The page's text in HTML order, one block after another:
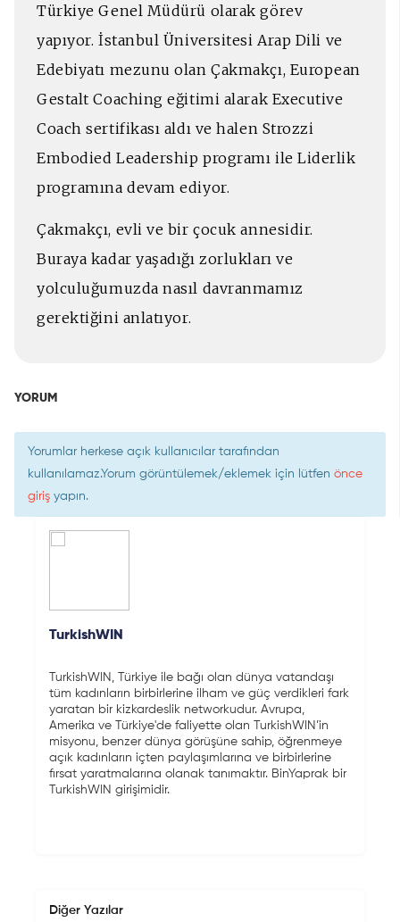
Türkiye Genel Müdürü olarak görev
yapıyor. İstanbul Üniversitesi Arap Dili ve
Edebiyatı mezunu olan Çakmakçı, European
Gestalt Coaching eğitimi alarak Executive
Coach sertifikası aldı ve halen Strozzi
Embodied Leadership programı ile Liderlik
programına devam ediyor.
Çakmakçı, evli ve bir çocuk annesidir.
Buraya kadar yaşadığı zorlukları ve
yolculuğumuzda nasıl davranmamız
gerektiğini anlatıyor.
YORUM
Yorumlar herkese açık kullanıcılar tarafından
kullanılamaz.Yorum görüntülemek/eklemek için lütfen önce
giriş yapın.
TurkishWIN
TurkishWIN, Türkiye ile bağı olan dünya vatandaşı
tüm kadınların birbirlerine ilham ve güç verdikleri fark
yaratan bir kizkardeslik networkudur. Avrupa,
Amerika ve Türkiye'de faliyette olan TurkishWIN’in
misyonu, benzer dünya görüşüne sahip, öğrenmeye
açık kadınların içten paylaşımlarına ve birbirlerine
fırsat yaratmalarına olanak tanımaktır. BinYaprak bir
TurkishWIN girişimidir.
Diğer Yazılar